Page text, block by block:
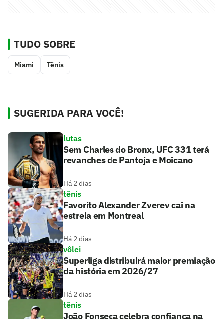
TUDO SOBRE
Miami Tênis
SUGERIDA PARA VOCÊ!
lutas
Sem Charles do Bronx, UFC 331 terá
revanches de Pantoja e Moicano
Há 2 dias
tênis
Favorito Alexander Zverev cai na
estreia em Montreal
Há 2 dias
vôlei
Superliga distribuirá maior premiação
da história em 2026/27
Há 2 dias
tênis
João Fonseca celebra confiança na